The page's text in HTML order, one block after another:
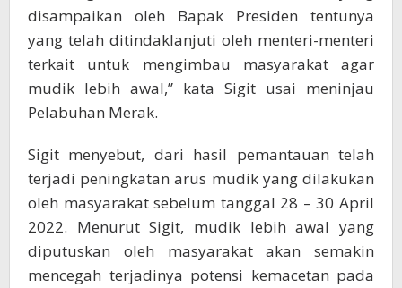
disampaikan oleh Bapak Presiden tentunya
yang telah ditindaklanjuti oleh menteri-menteri
terkait untuk mengimbau masyarakat agar
mudik lebih awal,” kata Sigit usai meninjau
Pelabuhan Merak.
Sigit menyebut, dari hasil pemantauan telah
terjadi peningkatan arus mudik yang dilakukan
oleh masyarakat sebelum tanggal 28 – 30 April
2022. Menurut Sigit, mudik lebih awal yang
diputuskan oleh masyarakat akan semakin
mencegah terjadinya potensi kemacetan pada